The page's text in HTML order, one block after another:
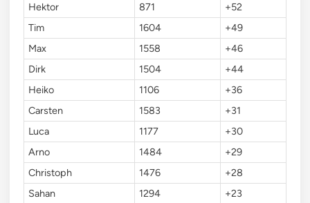
Hektor
871
+52
Tim
1604
+49
Max
1558
+46
Dirk
1504
+44
Heiko
1106
+36
Carsten
1583
+31
Luca
1177
+30
Arno
1484
+29
Christoph
1476
+28
Sahan
1294 +23